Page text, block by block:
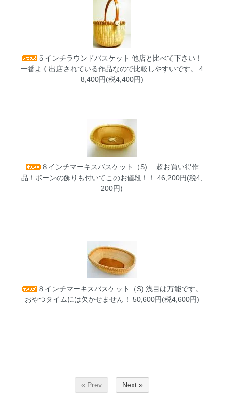
５インチラウンドバスケット 他店と比べて下さい！
一番よく出店されている作品なので比較しやすいです。 4
8,400円(税4,400円)
８インチマーキスバスケット（S)
超お買い得作
品！ボーンの飾りも付いてこのお値段！！ 46,200円(税4,
200円)
８インチマーキスバスケット（S) 浅目は万能です。
おやつタイムには欠かせません！ 50,600円(税4,600円)
« Prev Next »